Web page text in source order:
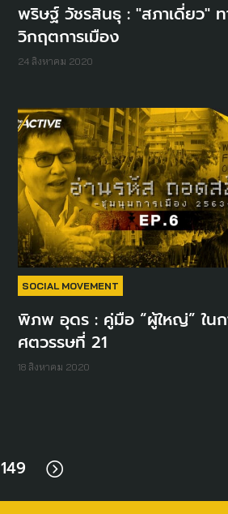
พริษฐ์ วัชรสินธุ : "สภาเดี่ยว"
วิกฤตการเมือง
24 สิงหาคม 2020
SOCIAL MOVEMENT
พิภพ อุดร : คู่มือ “ผู้ใหญ่” ในก
ศตวรรษที่ 21
18 สิงหาคม 2020
149